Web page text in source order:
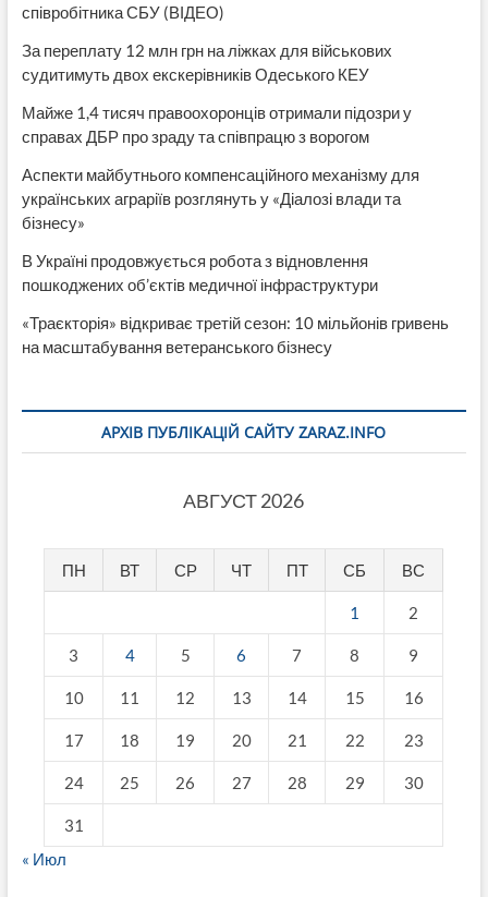
співробітника СБУ (ВІДЕО)
За переплату 12 млн грн на ліжках для військових
судитимуть двох екскерівників Одеського КЕУ
Майже 1,4 тисяч правоохоронців отримали підозри у
справах ДБР про зраду та співпрацю з ворогом
Аспекти майбутнього компенсаційного механізму для
українських аграріїв розглянуть у «Діалозі влади та
бізнесу»
В Україні продовжується робота з відновлення
пошкоджених об’єктів медичної інфраструктури
«Траєкторія» відкриває третій сезон: 10 мільйонів гривень
на масштабування ветеранського бізнесу
АРХІВ ПУБЛІКАЦІЙ САЙТУ ZARAZ.INFO
АВГУСТ 2026
ПН ВТ СР ЧТ ПТ СБ ВС
1 2
3 4 5 6 7 8 9
10 11 12 13 14 15 16
17 18 19 20 21 22 23
24 25 26 27 28 29 30
31
« Июл